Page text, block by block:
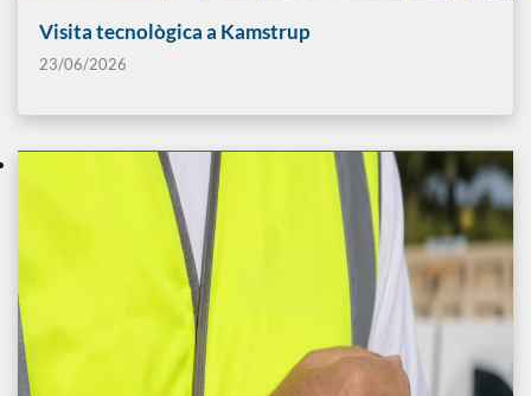
Visita tecnològica a Kamstrup
23/06/2026